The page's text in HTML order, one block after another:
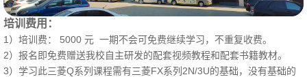
培训费用：
1）培训费： 5000 元 一期不会可免费继续学习，不重复收费。
2）报名即免费赠送我校自主研发的配套视频教程和配套书籍教材。
3）学习此三菱Q系列课程需有三菱FX系列2N/3U的基础，没有基础的